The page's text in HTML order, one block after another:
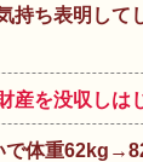
持ち表明して
産を没収しは
で体重